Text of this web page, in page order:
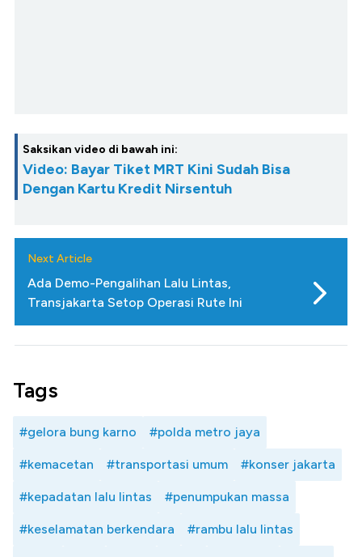
Saksikan video di bawah ini:
Video: Bayar Tiket MRT Kini Sudah Bisa
Dengan Kartu Kredit Nirsentuh
Next Article
Ada Demo-Pengalihan Lalu Lintas,
Transjakarta Setop Operasi Rute Ini
Tags
#gelora bung karno #polda metro jaya
#kemacetan #transportasi umum #konser jakarta
#kepadatan lalu lintas #penumpukan massa
#keselamatan berkendara #rambu lalu lintas